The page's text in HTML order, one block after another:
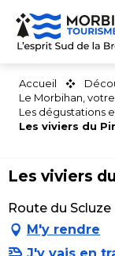
Aller
contenu
Accueil
Le Morbihan,
Les dégustations
Les viviers du
Les viviers
Route du Scluze
M'y rendre